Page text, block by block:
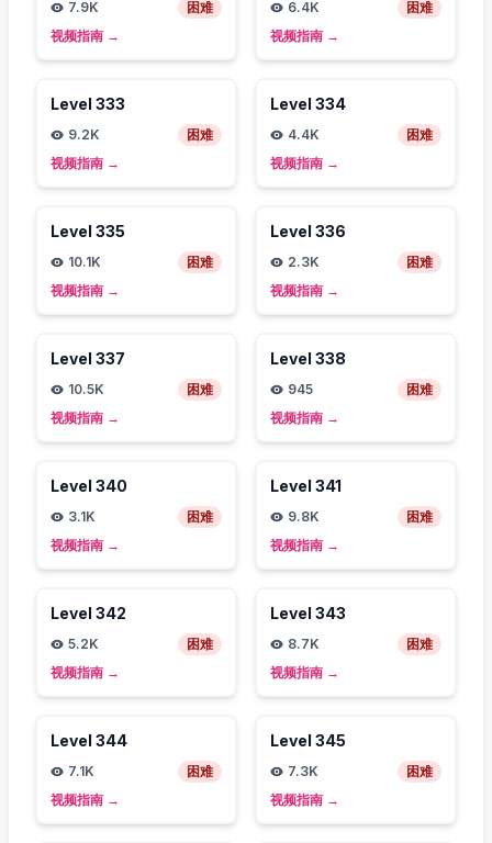
7.9K
困难
视频指南 →
6.4K
困难
视频指南 →
Level 333
9.2K
困难
视频指南 →
Level 334
4.4K
困难
视频指南 →
Level 335
10.1K
困难
视频指南 →
Level 336
2.3K
困难
视频指南 →
Level 337
10.5K
困难
视频指南 →
Level 338
945
困难
视频指南 →
Level 340
3.1K
困难
视频指南 →
Level 341
9.8K
困难
视频指南 →
Level 342
5.2K
困难
视频指南 →
Level 343
8.7K
困难
视频指南 →
Level 344
7.1K
困难
视频指南 →
Level 345
7.3K
困难
视频指南 →